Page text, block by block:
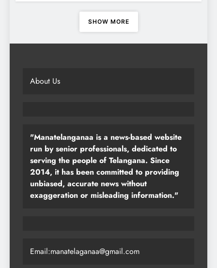
SHOW MORE
About Us
"Manatelanganaa is a news-based website
run by senior professionals, dedicated to
serving the people of Telangana. Since
2014, it has been committed to providing
unbiased, accurate news without
exaggeration or misleading information."
Email:manatelaganaa@gmail.com